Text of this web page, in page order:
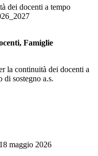
dei docenti a tempo
Famiglie
la continuità dei docenti a
di sostegno a.s.
maggio 2026